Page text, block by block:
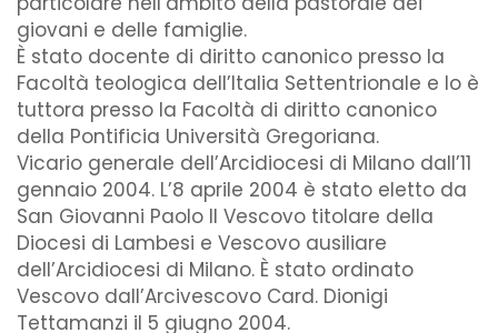
giovani e delle famiglie.
È stato docente di diritto canonico presso la
Facoltà teologica dell’Italia Settentrionale e lo è
tuttora presso la Facoltà di diritto canonico
della Pontificia Università Gregoriana.
Vicario generale dell’Arcidiocesi di Milano dall’11
gennaio 2004. L’8 aprile 2004 è stato eletto da
San Giovanni Paolo II Vescovo titolare della
Diocesi di Lambesi e Vescovo ausiliare
dell’Arcidiocesi di Milano. È stato ordinato
Vescovo dall’Arcivescovo Card. Dionigi
Tettamanzi il 5 giugno 2004.